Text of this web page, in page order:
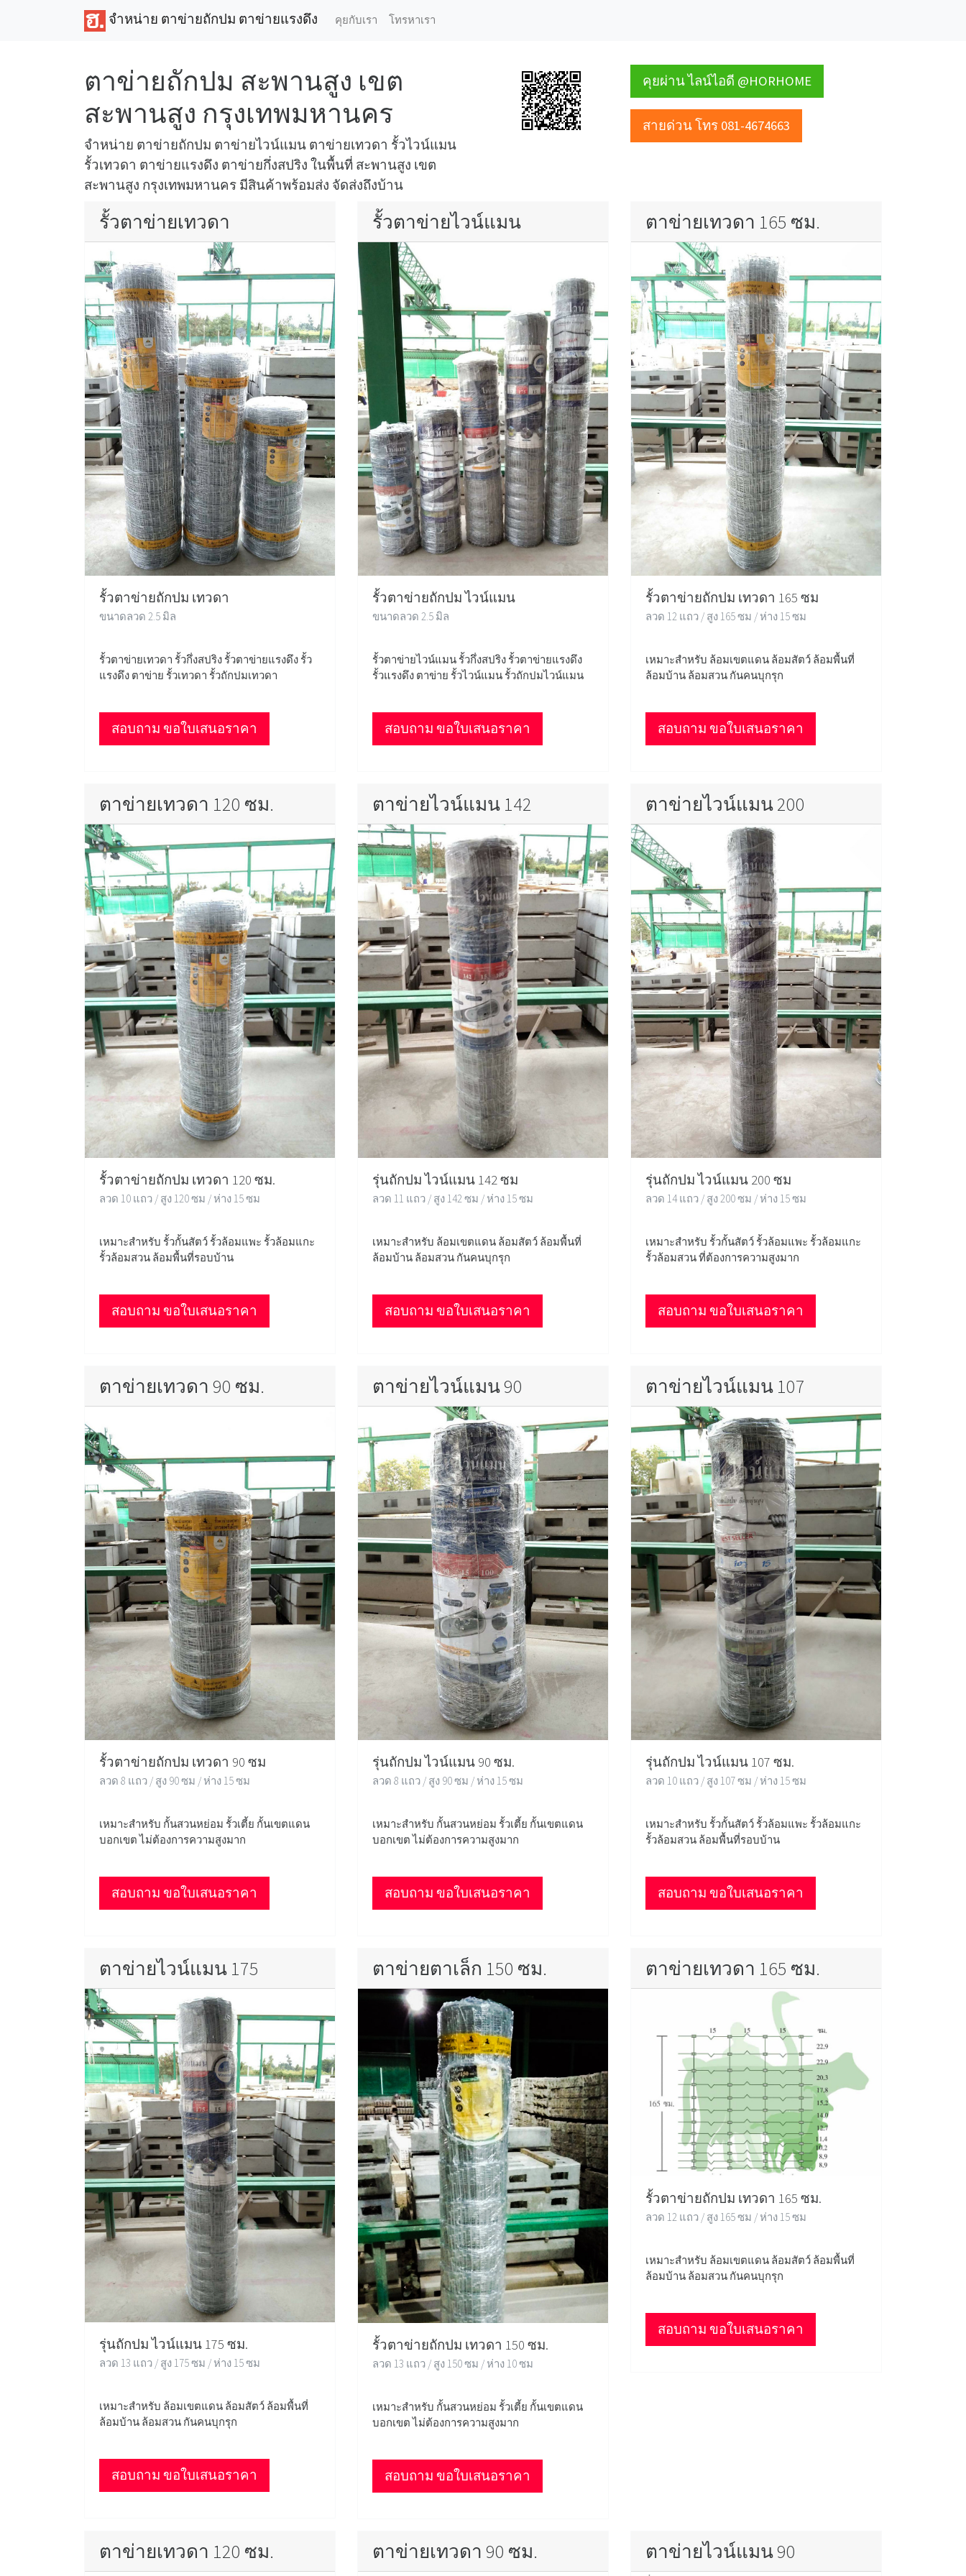
จำหน่าย ตาข่ายถักปม ตาข่ายแรงดึง คุยกับเรา โทรหาเรา
ตาข่ายถักปม สะพานสูง เขต
สะพานสูง กรุงเทพมหานคร
จำหน่าย ตาข่ายถักปม ตาข่ายไวน์แมน ตาข่ายเทวดา รั้วไวน์แมน
รั้วเทวดา ตาข่ายแรงดึง ตาข่ายกึ่งสปริง ในพื้นที่ สะพานสูง เขต
สะพานสูง กรุงเทพมหานคร มีสินค้าพร้อมส่ง จัดส่งถึงบ้าน
คุยผ่าน ไลน์ไอดี @HORHOME
สายด่วน โทร 081-4674663
รั้วตาข่ายเทวดา
รั้วตาข่ายถักปม เทวดา
ขนาดลวด 2.5 มิล
รั้วตาข่ายเทวดา รั้วกึ่งสปริง รั้วตาข่ายแรงดึง รั้ว
แรงดึง ตาข่าย รั้วเทวดา รั้วถักปมเทวดา
สอบถาม ขอใบเสนอราคา
รั้วตาข่ายไวน์แมน
รั้วตาข่ายถักปม ไวน์แมน
ขนาดลวด 2.5 มิล
รั้วตาข่ายไวน์แมน รั้วกึ่งสปริง รั้วตาข่ายแรงดึง
รั้วแรงดึง ตาข่าย รั้วไวน์แมน รั้วถักปมไวน์แมน
สอบถาม ขอใบเสนอราคา
ตาข่ายเทวดา 165 ซม.
รั้วตาข่ายถักปม เทวดา 165 ซม
ลวด 12 แถว / สูง 165 ซม / ห่าง 15 ซม
เหมาะสำหรับ ล้อมเขตแดน ล้อมสัตว์ ล้อมพื้นที่
ล้อมบ้าน ล้อมสวน กันคนบุกรุก
สอบถาม ขอใบเสนอราคา
ตาข่ายเทวดา 120 ซม.
รั้วตาข่ายถักปม เทวดา 120 ซม.
ลวด 10 แถว / สูง 120 ซม / ห่าง 15 ซม
เหมาะสำหรับ รั้วกั้นสัตว์ รั้วล้อมแพะ รั้วล้อมแกะ
รั้วล้อมสวน ล้อมพื้นที่รอบบ้าน
สอบถาม ขอใบเสนอราคา
ตาข่ายไวน์แมน 142
รุ่นถักปม ไวน์แมน 142 ซม
ลวด 11 แถว / สูง 142 ซม / ห่าง 15 ซม
เหมาะสำหรับ ล้อมเขตแดน ล้อมสัตว์ ล้อมพื้นที่
ล้อมบ้าน ล้อมสวน กันคนบุกรุก
สอบถาม ขอใบเสนอราคา
ตาข่ายไวน์แมน 200
รุ่นถักปม ไวน์แมน 200 ซม
ลวด 14 แถว / สูง 200 ซม / ห่าง 15 ซม
เหมาะสำหรับ รั้วกั้นสัตว์ รั้วล้อมแพะ รั้วล้อมแกะ
รั้วล้อมสวน ที่ต้องการความสูงมาก
สอบถาม ขอใบเสนอราคา
ตาข่ายเทวดา 90 ซม.
รั้วตาข่ายถักปม เทวดา 90 ซม
ลวด 8 แถว / สูง 90 ซม / ห่าง 15 ซม
เหมาะสำหรับ กั้นสวนหย่อม รั้วเตี้ย กั้นเขตแดน
บอกเขต ไม่ต้องการความสูงมาก
สอบถาม ขอใบเสนอราคา
ตาข่ายไวน์แมน 90
รุ่นถักปม ไวน์แมน 90 ซม.
ลวด 8 แถว / สูง 90 ซม / ห่าง 15 ซม
เหมาะสำหรับ กั้นสวนหย่อม รั้วเตี้ย กั้นเขตแดน
บอกเขต ไม่ต้องการความสูงมาก
สอบถาม ขอใบเสนอราคา
ตาข่ายไวน์แมน 107
รุ่นถักปม ไวน์แมน 107 ซม.
ลวด 10 แถว / สูง 107 ซม / ห่าง 15 ซม
เหมาะสำหรับ รั้วกั้นสัตว์ รั้วล้อมแพะ รั้วล้อมแกะ
รั้วล้อมสวน ล้อมพื้นที่รอบบ้าน
สอบถาม ขอใบเสนอราคา
ตาข่ายไวน์แมน 175
รุ่นถักปม ไวน์แมน 175 ซม.
ลวด 13 แถว / สูง 175 ซม / ห่าง 15 ซม
เหมาะสำหรับ ล้อมเขตแดน ล้อมสัตว์ ล้อมพื้นที่
ล้อมบ้าน ล้อมสวน กันคนบุกรุก
สอบถาม ขอใบเสนอราคา
ตาข่ายตาเล็ก 150 ซม.
รั้วตาข่ายถักปม เทวดา 150 ซม.
ลวด 13 แถว / สูง 150 ซม / ห่าง 10 ซม
เหมาะสำหรับ กั้นสวนหย่อม รั้วเตี้ย กั้นเขตแดน
บอกเขต ไม่ต้องการความสูงมาก
สอบถาม ขอใบเสนอราคา
ตาข่ายเทวดา 165 ซม.
รั้วตาข่ายถักปม เทวดา 165 ซม.
ลวด 12 แถว / สูง 165 ซม / ห่าง 15 ซม
เหมาะสำหรับ ล้อมเขตแดน ล้อมสัตว์ ล้อมพื้นที่
ล้อมบ้าน ล้อมสวน กันคนบุกรุก
สอบถาม ขอใบเสนอราคา
ตาข่ายเทวดา 120 ซม. ตาข่ายเทวดา 90 ซม. ตาข่ายไวน์แมน 90